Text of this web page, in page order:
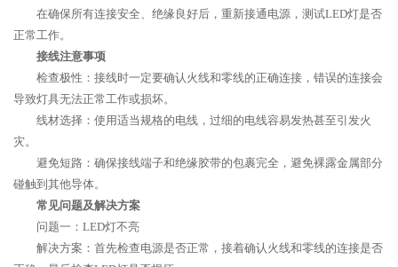
在确保所有连接安全、绝缘良好后，重新接通电源，测试LED灯是否
正常工作。
接线注意事项
检查极性：接线时一定要确认火线和零线的正确连接，错误的连接会
导致灯具无法正常工作或损坏。
线材选择：使用适当规格的电线，过细的电线容易发热甚至引发火
灾。
避免短路：确保接线端子和绝缘胶带的包裹完全，避免裸露金属部分
碰触到其他导体。
常见问题及解决方案
问题一：LED灯不亮
解决方案：首先检查电源是否正常，接着确认火线和零线的连接是否